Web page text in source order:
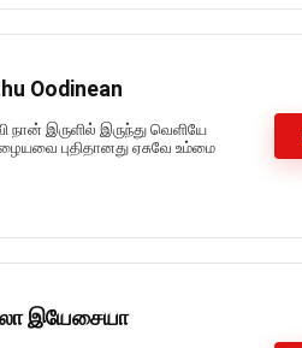
Oodinean
நான் இருளில் இருந்து வெளியே
புதிதானது ஏசுவே உம்மை
இயேசையா